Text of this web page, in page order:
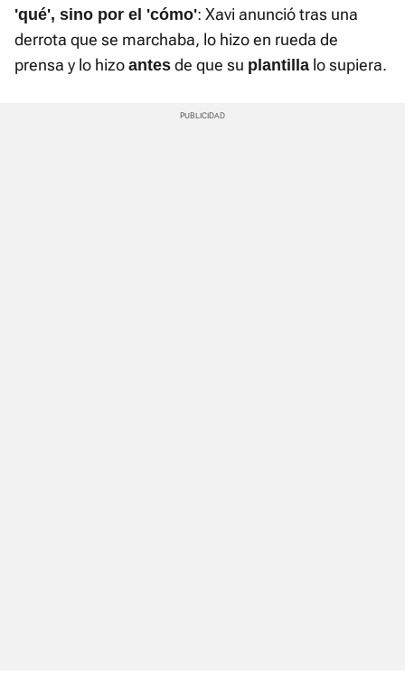
'qué', sino por el 'cómo': Xavi anunció tras una
derrota que se marchaba, lo hizo en rueda de
prensa y lo hizo antes de que su plantilla lo supiera.